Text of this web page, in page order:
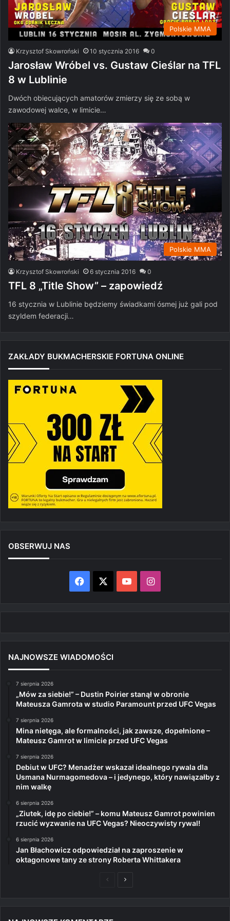
Polskie MMA
Krzysztof Skowroński 10 stycznia 2016 0
Jarosław Wróbel vs. Gustaw Cieślar na TFL
8 w Lublinie
Dwóch obiecujących amatorów zmierzy się ze sobą w
zawodowej walce, w limicie…
Polskie MMA
Krzysztof Skowroński 6 stycznia 2016 0
TFL 8 „Title Show” – zapowiedź
16 stycznia w Lublinie będziemy świadkami ósmej już gali pod
szyldem federacji…
ZAKŁADY BUKMACHERSKIE FORTUNA ONLINE
OBSERWUJ NAS
Facebook YouTubeInstagram
NAJNOWSZE WIADOMOŚCI
7 sierpnia 2026
„Mów za siebie!” – Dustin Poirier stanął w obronie
Mateusza Gamrota w studio Paramount przed UFC Vegas
7 sierpnia 2026
Mina nietęga, ale formalności, jak zawsze, dopełnione –
Mateusz Gamrot w limicie przed UFC Vegas
7 sierpnia 2026
Debiut w UFC? Menadżer wskazał idealnego rywala dla
Usmana Nurmagomedova – i jedynego, który nawiązałby z
nim walkę
6 sierpnia 2026
„Ziutek, idę po ciebie!” – komu Mateusz Gamrot powinien
rzucić wyzwanie na UFC Vegas? Nieoczywisty rywal!
6 sierpnia 2026
Jan Błachowicz odpowiedział na zaproszenie w
oktagonowe tany ze strony Roberta Whittakera
PoprzedniaNastępna